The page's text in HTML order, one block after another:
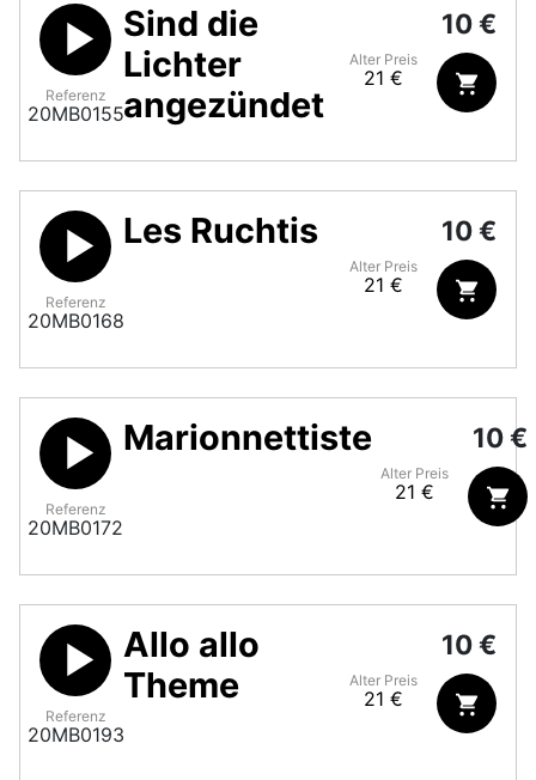
Referenz
20MB0155
Sind die
Lichter
angezündet
Alter Preis
21 €
10 €
Referenz
20MB0168
Les Ruchtis
Alter Preis
21 €
10 €
Referenz
20MB0172
Marionnettiste
Alter Preis
21 €
10 €
Referenz
20MB0193
Allo allo
Theme
Alter Preis
21 €
10 €